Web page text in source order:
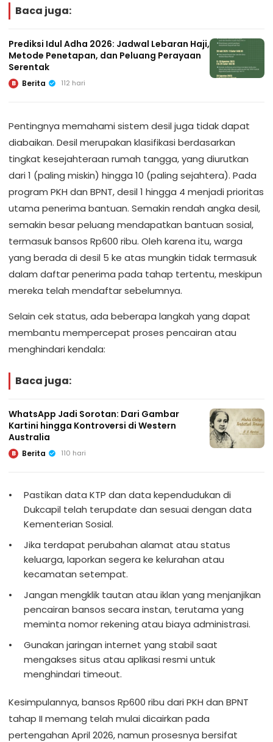
Baca juga:
Prediksi Idul Adha 2026: Jadwal Lebaran Haji,
Metode Penetapan, dan Peluang Perayaan
Serentak
B Berita 112 hari
Pentingnya memahami sistem desil juga tidak dapat
diabaikan. Desil merupakan klasifikasi berdasarkan
tingkat kesejahteraan rumah tangga, yang diurutkan
dari 1 (paling miskin) hingga 10 (paling sejahtera). Pada
program PKH dan BPNT, desil 1 hingga 4 menjadi prioritas
utama penerima bantuan. Semakin rendah angka desil,
semakin besar peluang mendapatkan bantuan sosial,
termasuk bansos Rp600 ribu. Oleh karena itu, warga
yang berada di desil 5 ke atas mungkin tidak termasuk
dalam daftar penerima pada tahap tertentu, meskipun
mereka telah mendaftar sebelumnya.
Selain cek status, ada beberapa langkah yang dapat
membantu mempercepat proses pencairan atau
menghindari kendala:
Baca juga:
WhatsApp Jadi Sorotan: Dari Gambar
Kartini hingga Kontroversi di Western
Australia
B Berita 110 hari
Pastikan data KTP dan data kependudukan di
Dukcapil telah terupdate dan sesuai dengan data
Kementerian Sosial.
Jika terdapat perubahan alamat atau status
keluarga, laporkan segera ke kelurahan atau
kecamatan setempat.
Jangan mengklik tautan atau iklan yang menjanjikan
pencairan bansos secara instan, terutama yang
meminta nomor rekening atau biaya administrasi.
Gunakan jaringan internet yang stabil saat
mengakses situs atau aplikasi resmi untuk
menghindari timeout.
Kesimpulannya, bansos Rp600 ribu dari PKH dan BPNT
tahap II memang telah mulai dicairkan pada
pertengahan April 2026, namun prosesnya bersifat